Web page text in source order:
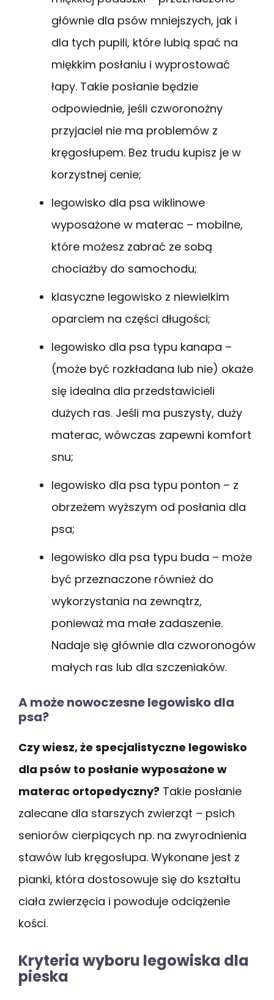
głównie dla psów mniejszych, jak i
dla tych pupili, które lubią spać na
miękkim posłaniu i wyprostować
łapy. Takie posłanie będzie
odpowiednie, jeśli czworonożny
przyjaciel nie ma problemów z
kręgosłupem. Bez trudu kupisz je w
korzystnej cenie;
legowisko dla psa wiklinowe
wyposażone w materac – mobilne,
które możesz zabrać ze sobą
chociażby do samochodu;
klasyczne legowisko z niewielkim
oparciem na części długości;
legowisko dla psa typu kanapa –
(może być rozkładana lub nie) okaże
się idealna dla przedstawicieli
dużych ras. Jeśli ma puszysty, duży
materac, wówczas zapewni komfort
snu;
legowisko dla psa typu ponton – z
obrzeżem wyższym od posłania dla
psa;
legowisko dla psa typu buda – może
być przeznaczone również do
wykorzystania na zewnątrz,
ponieważ ma małe zadaszenie.
Nadaje się głównie dla czworonogów
małych ras lub dla szczeniaków.
A może nowoczesne legowisko dla
psa?
Czy wiesz, że specjalistyczne legowisko
dla psów to posłanie wyposażone w
materac ortopedyczny? Takie posłanie
zalecane dla starszych zwierząt – psich
seniorów cierpiących np. na zwyrodnienia
stawów lub kręgosłupa. Wykonane jest z
pianki, która dostosowuje się do kształtu
ciała zwierzęcia i powoduje odciążenie
kości.
Kryteria wyboru legowiska dla
pieska